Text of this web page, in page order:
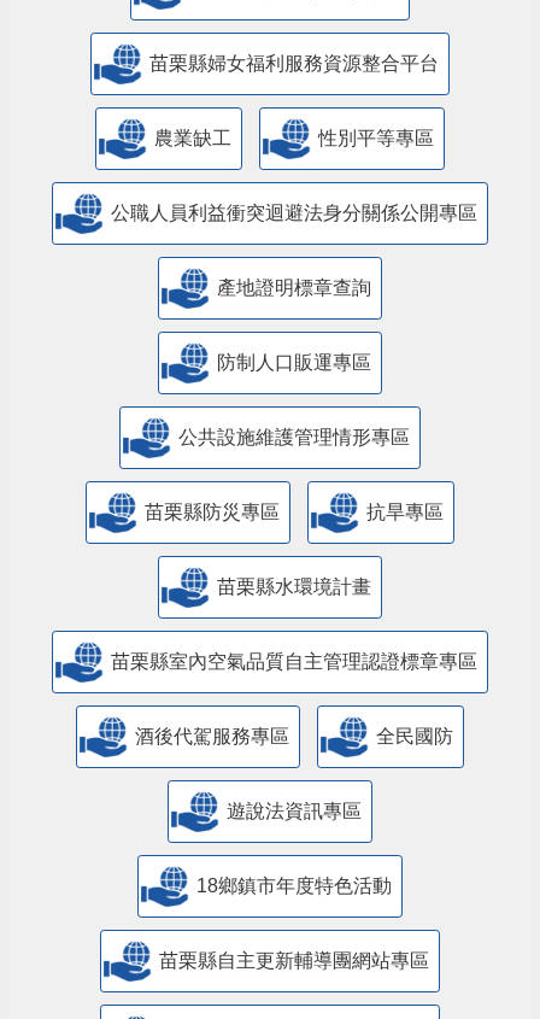
苗栗縣婦女福利服務資源整合平台
農業缺工 性別平等專區
公職人員利益衝突迴避法身分關係公開專區
產地證明標章查詢
防制人口販運專區
​公共設施維護管理情形專區
苗栗縣防災專區 抗旱專區
苗栗縣水環境計畫
苗栗縣室內空氣品質自主管理認證標章專區
酒後代駕服務專區 全民國防
遊說法資訊專區
18鄉鎮市年度特色活動
苗栗縣自主更新輔導團網站專區